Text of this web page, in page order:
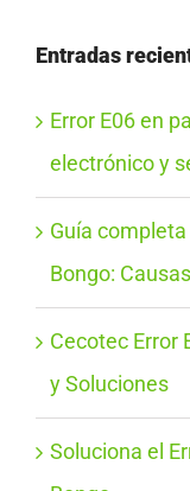
Entradas
Error E06 en
electrónico y
Guía
Bongo:
Cecotec Error
y Soluciones
Soluciona el